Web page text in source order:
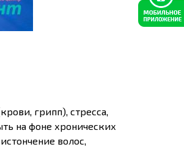
грипп), стресса,
на фоне хронических
волос,